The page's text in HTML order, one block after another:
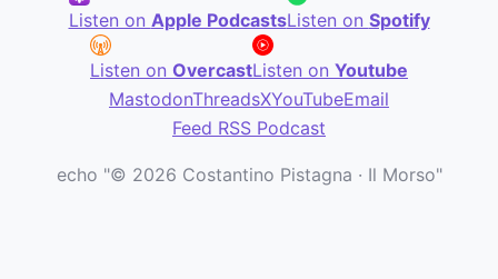
Listen on Apple PodcastsListen on Spotify
Listen on OvercastListen on Youtube
MastodonThreadsXYouTubeEmail
Feed RSS Podcast
echo "© 2026 Costantino Pistagna · Il Morso"